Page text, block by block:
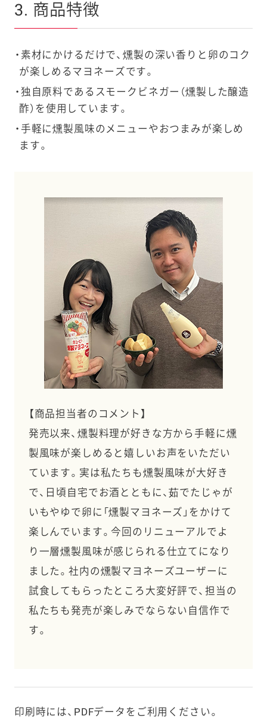
3. 商品特徴
素材にかけるだけで、燻製の深い香りと卵のコク
が楽しめるマヨネーズです。
独自原料であるスモークビネガー（燻製した醸造
酢）を使用しています。
手軽に燻製風味のメニューやおつまみが楽しめ
ます。
【商品担当者のコメント】
発売以来、燻製料理が好きな方から手軽に燻
製風味が楽しめると嬉しいお声をいただい
ています。実は私たちも燻製風味が大好き
で、日頃自宅でお酒とともに、茹でたじゃが
いもやゆで卵に「燻製マヨネーズ」をかけて
楽しんでいます。今回のリニューアルでよ
り一層燻製風味が感じられる仕立てになり
ました。社内の燻製マヨネーズユーザーに
試食してもらったところ大変好評で、担当の
私たちも発売が楽しみでならない自信作で
す。
印刷時には、PDFデータをご利用ください。